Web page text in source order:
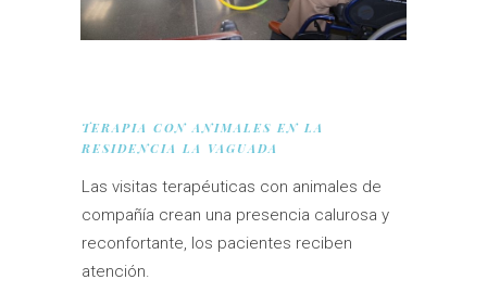
TERAPIA CON ANIMALES EN LA
RESIDENCIA LA VAGUADA
Las visitas terapéuticas con animales de
compañía crean una presencia calurosa y
reconfortante, los pacientes reciben
atención.